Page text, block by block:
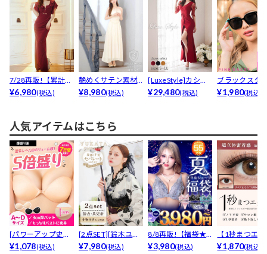
7/28再販!【累計販
売1200枚以上...
¥6,980(税込)
艶めくサテン素材
で高級感抜群♪上
¥8,980(税込)
[LuxeStyle]カシュ
クール5分...
¥29,480(税込)
ブラックスタ
サングラス
¥1,980(税込)
人気アイテムはこちら
[パワーアップ史上
最強5倍盛りアップ
¥1,078(税込)
[2点SET][鈴木ユリ
ア(baby)...
¥7,980(税込)
8/8再販!【福袋★
ブラセット3点
¥3,980(税込)
【1秒まつエ
リュームタイ
¥1,870(税込)